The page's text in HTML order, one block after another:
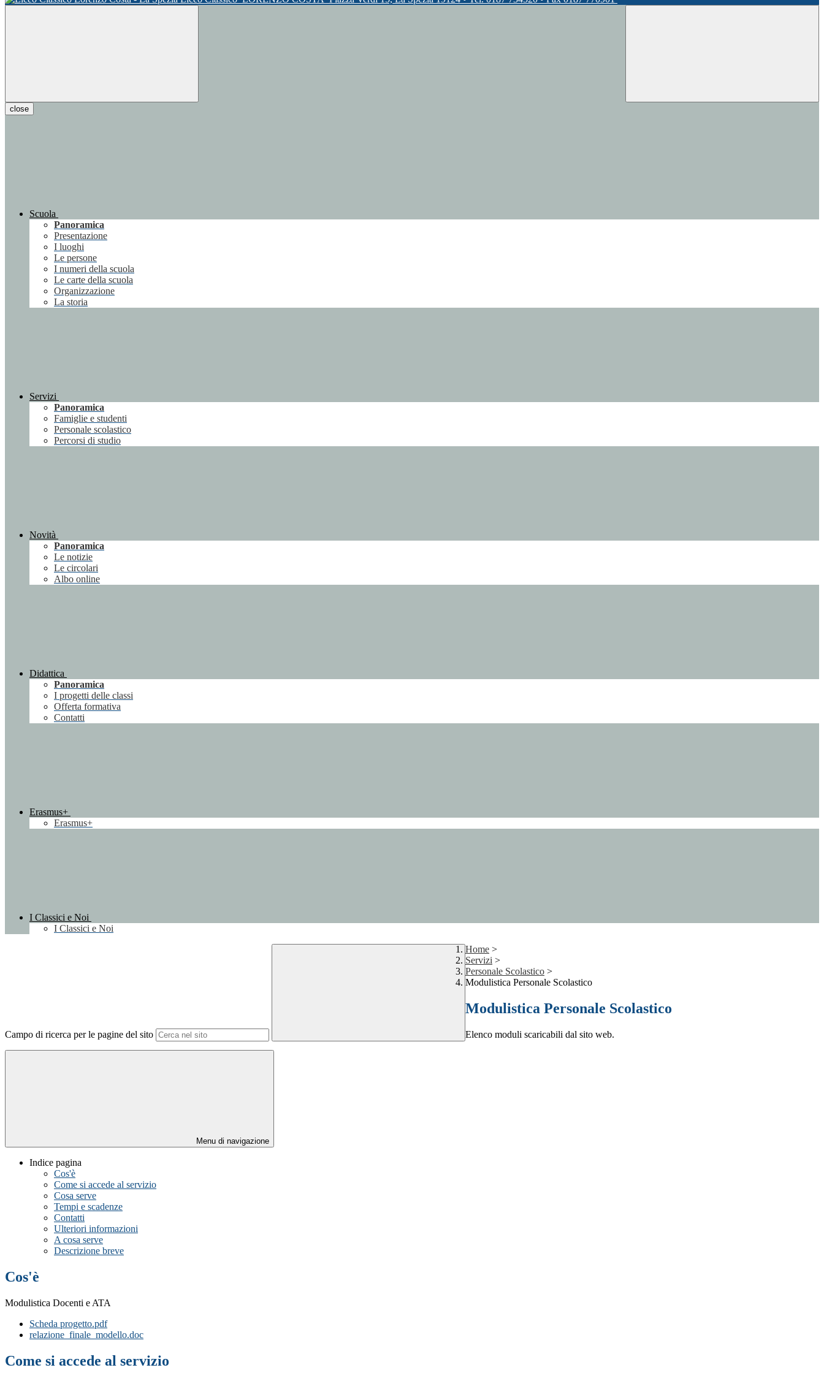
close
Scuola
Panoramica
Presentazione
I luoghi
Le persone
I numeri della scuola
Le carte della scuola
Organizzazione
La storia
Servizi
Panoramica
Famiglie e studenti
Personale scolastico
Percorsi di studio
Novità
Panoramica
Le notizie
Le circolari
Albo online
Didattica
Panoramica
I progetti delle classi
Offerta formativa
Contatti
Erasmus+
Erasmus+
I Classici e Noi
I Classici e Noi
Campo di ricerca per le pagine del sito
Home >
Servizi >
Personale Scolastico >
Modulistica Personale Scolastico
Modulistica Personale Scolastico
Elenco moduli scaricabili dal sito web.
Menu di navigazione
Indice pagina
Cos'è
Come si accede al servizio
Cosa serve
Tempi e scadenze
Contatti
Ulteriori informazioni
A cosa serve
Descrizione breve
Cos'è
Modulistica Docenti e ATA
Scheda progetto.pdf
relazione_finale_modello.doc
Come si accede al servizio